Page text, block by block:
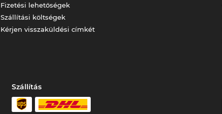
Fizetési lehetőségek
Szállítási költségek
Kérjen visszaküldési címkét
Szállítás